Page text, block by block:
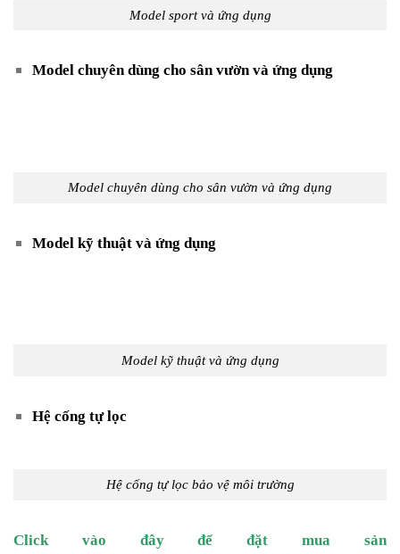
Model sport và ứng dụng
Model chuyên dùng cho sân vườn và ứng dụng
Model chuyên dùng cho sân vườn và ứng dụng
Model kỹ thuật và ứng dụng
Model kỹ thuật và ứng dụng
Hệ cống tự lọc
Hệ cống tự lọc bảo vệ môi trường
Click vào đây để đặt mua sản